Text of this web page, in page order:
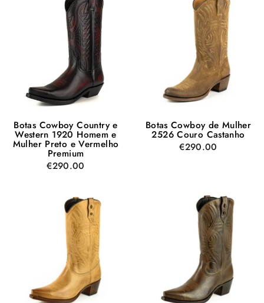
Botas Cowboy Country e
Western 1920 Homem e
Mulher Preto e Vermelho
Premium
€290.00
Botas Cowboy de Mulher
2526 Couro Castanho
€290.00